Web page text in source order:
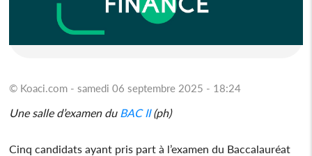
© Koaci.com - samedi 06 septembre 2025 - 18:24
Une salle d’examen duBAC II(ph)
Cinq candidats ayant pris part à l’examen du Baccalauréat